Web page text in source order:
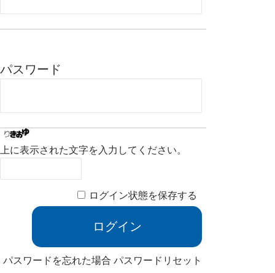
パスワード
上に表示された文字を入力してください。
ログイン状態を保存する
パスワードを忘れた場合パスワードリセット